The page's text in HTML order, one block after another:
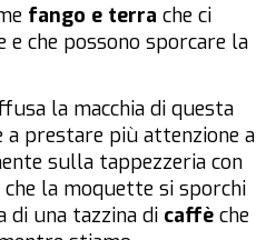
fango e terra che ci
che possono sporcare la
la macchia di questa
prestare più attenzione a
sulla tappezzeria con
la moquette si sporchi
di una tazzina di caffè che